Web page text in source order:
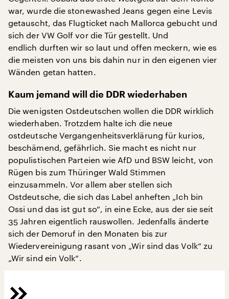
war, wurde die stonewashed Jeans gegen eine Levis
getauscht, das Flugticket nach Mallorca gebucht und
sich der VW Golf vor die Tür gestellt. Und
endlich durften wir so laut und offen meckern, wie es
die meisten von uns bis dahin nur in den eigenen vier
Wänden getan hatten.
Kaum jemand will die DDR wiederhaben
Die wenigsten Ostdeutschen wollen die DDR wirklich
wiederhaben. Trotzdem halte ich die neue
ostdeutsche Vergangenheitsverklärung für kurios,
beschämend, gefährlich. Sie macht es nicht nur
populistischen Parteien wie AfD und BSW leicht, von
Rügen bis zum Thüringer Wald Stimmen
einzusammeln. Vor allem aber stellen sich
Ostdeutsche, die sich das Label anheften „Ich bin
Ossi und das ist gut so“, in eine Ecke, aus der sie seit
35 Jahren eigentlich rauswollen. Jedenfalls änderte
sich der Demoruf in den Monaten bis zur
Wiedervereinigung rasant von „Wir sind das Volk“ zu
„Wir sind ein Volk“.